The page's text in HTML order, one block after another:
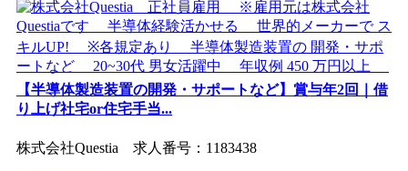
【半導体製造装置の開発・サポートなど】賞与年2回｜借
り上げ社宅or住宅手当...
株式会社Questia 求人番号：1183438